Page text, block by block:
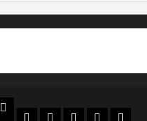
Beranda
PolitikOtomotifEkonomiSosialtentang